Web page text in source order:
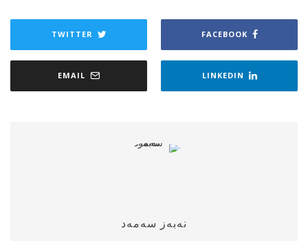
FACEBOOK
TWITTER
LINKEDIN
EMAIL
نه‌به‌ز سه‌مه‌د